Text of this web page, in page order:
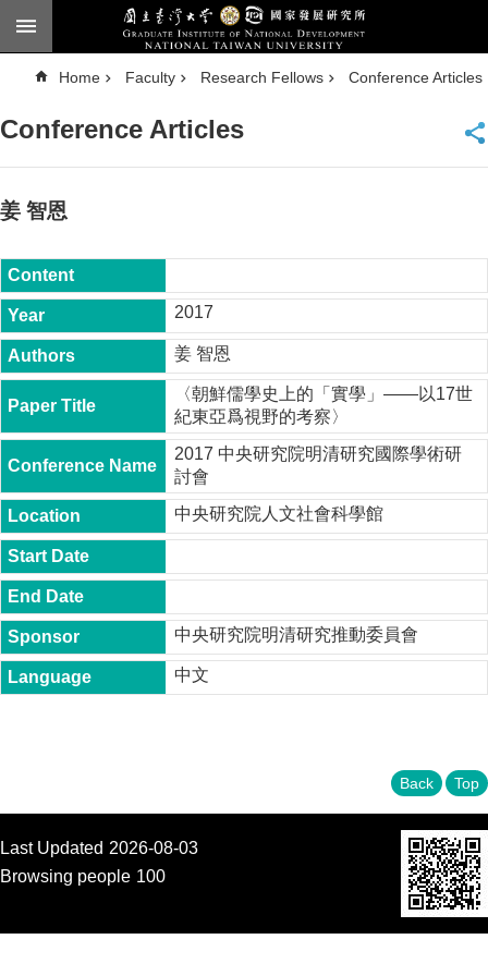
Skip to main content
n
c
d
e
a
h
National
Taiwan
University
Chinese
F
a
c
u
t
y
P
h
.
D
.
P
r
o
M
A
.
Home Faculty Research Fellows Conference Articles
Conference Articles
姜 智恩
2017
姜 智恩
〈朝鮮儒學史上的「實學」——以17世
紀東亞爲視野的考察〉
2017 中央研究院明清研究國際學術研
討會
中央研究院人文社會科學館
中央研究院明清研究推動委員會
中文
Back Top
Last Updated 2026-08-03
Browsing people 100